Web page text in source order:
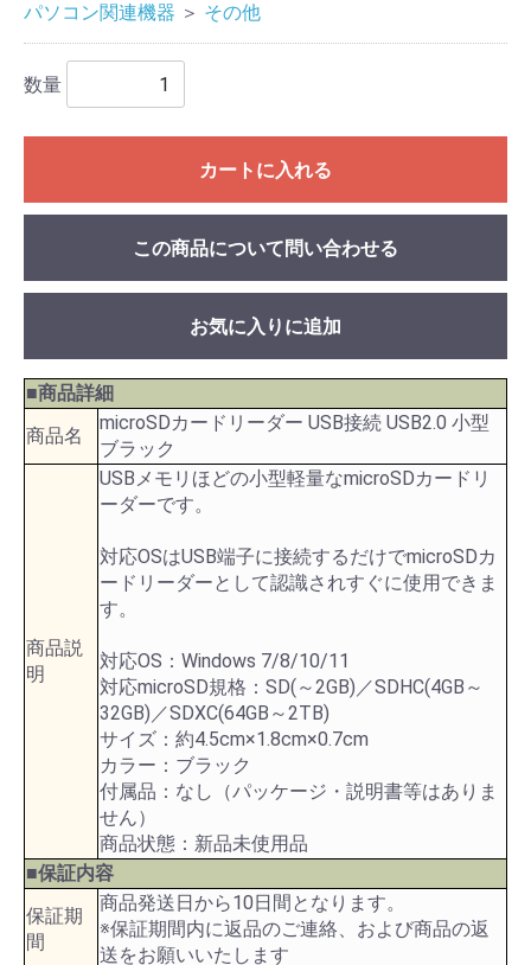
パソコン関連機器 ＞ その他
数量
カートに入れる
この商品について問い合わせる
お気に入りに追加
■商品詳細
商品名
microSDカードリーダー USB接続 USB2.0 小型
ブラック
商品説
明
USBメモリほどの小型軽量なmicroSDカードリ
ーダーです。
対応OSはUSB端子に接続するだけでmicroSDカ
ードリーダーとして認識されすぐに使用できま
す。
対応OS：Windows 7/8/10/11
対応microSD規格：SD(～2GB)／SDHC(4GB～
32GB)／SDXC(64GB～2TB)
サイズ：約4.5cm×1.8cm×0.7cm
カラー：ブラック
付属品：なし（パッケージ・説明書等はありま
せん）
商品状態：新品未使用品
■保証内容
保証期
間
商品発送日から10日間となります。
※保証期間内に返品のご連絡、および商品の返
送をお願いいたします